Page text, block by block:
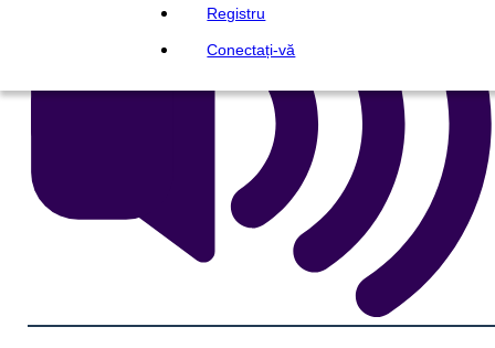
Registru
Conectați-vă